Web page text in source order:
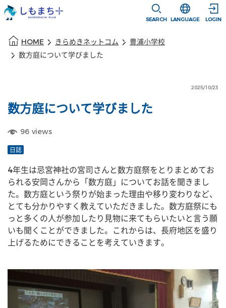
SEARCH
選択すると言
LANGUAGE LOGIN
HOME きらめきネットコム
豊浦小学校
数方庭について学びました
2025/10/23
数方庭について学びました
96 views
日誌
4年生は忌宮神社の宮司さんと数方庭祭をとりまとめてお
られる安岡さんから「数方庭」についてお話を聞きまし
た。数方庭という祭りが始まった理由や移り変わりなど、
とても分かりやすく教えていただきました。数方庭祭にも
っと多くの人が参加したり見物に来てもらいたいと言う願
いも聞くことができました。これからは、長府地区を盛り
上げるためにできることを考えていきます。